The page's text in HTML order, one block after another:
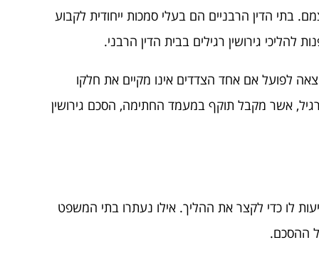
בתי הדין הרבניים הם בעלי סמכות ייחודית לקבוע
גירושין רגילים בבית הדין הרבני.
לפועל אם אחד הצדדים אינו מקיים את חלקו
אשר מקבל תוקף במעמד החתימה, הסכם גירושין
לו כדי לקצר את ההליך. אילו נעתרו בתי המשפט
ההסכם.